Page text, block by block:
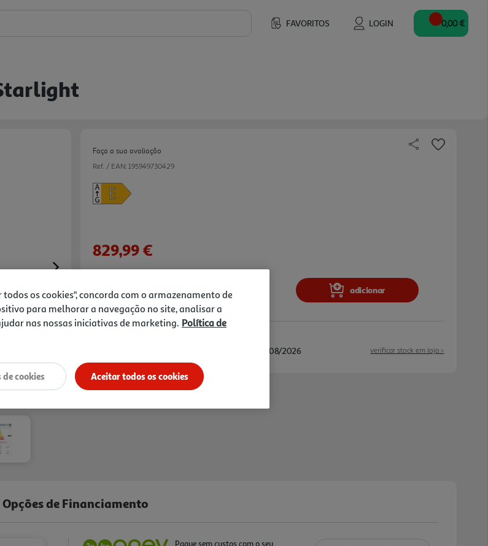
FAVORITOS LOGIN 0,00 €
Faça a sua avaliação
Ref. / EAN: 195949730429
829,99 €
adicionar
verificar stock em loja >
20/08/2026 e 21/08/2026
Opções de Financiamento
Pague sem custos com o seu
todos os cookies", concorda com o armazenamento de
para melhorar a navegação no site, analisar a
nas nossas iniciativas de marketing. Política de
Aceitar todos os cookies
de cookies